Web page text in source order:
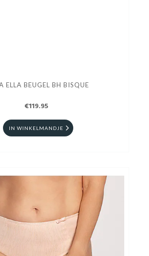
ELLA BEUGEL BH BISQUE
€119.95
IN WINKELMANDJE